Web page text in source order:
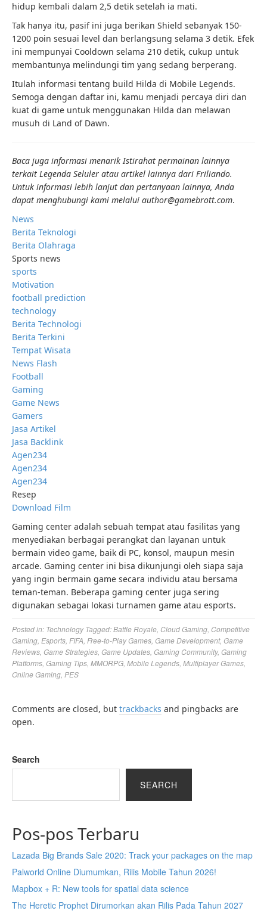
hidup kembali dalam 2,5 detik setelah ia mati.
Tak hanya itu, pasif ini juga berikan Shield sebanyak 150-
1200 poin sesuai level dan berlangsung selama 3 detik. Efek
ini mempunyai Cooldown selama 210 detik, cukup untuk
membantunya melindungi tim yang sedang berperang.
Itulah informasi tentang build Hilda di Mobile Legends.
Semoga dengan daftar ini, kamu menjadi percaya diri dan
kuat di game untuk menggunakan Hilda dan melawan
musuh di Land of Dawn.
Baca juga informasi menarikIstirahat permainan lainnya
terkait Legenda Seluler atau artikel lainnya dari Friliando.
Untuk informasi lebih lanjut dan pertanyaan lainnya, Anda
dapat menghubungi kami melalui author@gamebrott.com.
News
Berita Teknologi
Berita Olahraga
Sports news
sports
Motivation
football prediction
technology
Berita Technologi
Berita Terkini
Tempat Wisata
News Flash
Football
Gaming
Game News
Gamers
Jasa Artikel
Jasa Backlink
Agen234
Agen234
Agen234
Resep
Download Film
Gaming center adalah sebuah tempat atau fasilitas yang
menyediakan berbagai perangkat dan layanan untuk
bermain video game, baik di PC, konsol, maupun mesin
arcade. Gaming center ini bisa dikunjungi oleh siapa saja
yang ingin bermain game secara individu atau bersama
teman-teman. Beberapa gaming center juga sering
digunakan sebagai lokasi turnamen game atau esports.
Posted in: Technology Tagged:Battle Royale Cloud Gaming Competitive
Gaming Esports FIFA Free-to-Play Games Game Development, Game
Reviews Game Strategies Game Updates Gaming Community, Gaming
Platforms Gaming Tips MMORPG Mobile Legends Multiplayer Games
Online Gaming PES
Comments are closed, but trackbacks and pingbacks are
open.
Search
SEARCH
Pos-pos Terbaru
Lazada Big Brands Sale 2020: Track your packages on the map
Palworld Online Diumumkan, Rilis Mobile Tahun 2026!
Mapbox + R: New tools for spatial data science
The Heretic Prophet Dirumorkan akan Rilis Pada Tahun 2027